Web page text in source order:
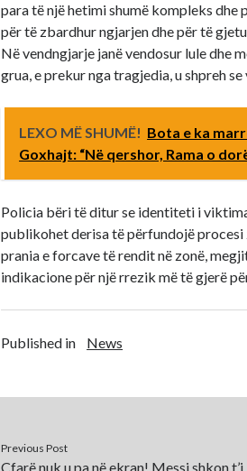
para të një hetimi shumë kompleks
për të zbardhur ngjarjen dhe për të
Në vendngjarje janë vendosur lule dhe
grua, e prekur nga tragjedia, u shpreh
LEXO MË SHUMË! Bota e ka
Goxhajt: “Në qershor, Rama o
Policia bëri të ditur se identiteti i
publikohet derisa të përfundojë
prania e forcave të rendit në zonë,
indikacione për një rrezik më të gjerë
Published in News
Previous Post
Çfarë nuk u pa në ekran! Messi shkon t’i